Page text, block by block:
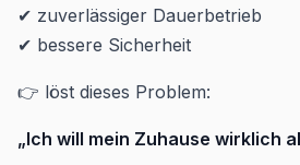
✔ zuverlässiger Dauerbetrieb
✔ bessere Sicherheit
👉 löst dieses Problem:
„Ich will mein Zuhause wirklich